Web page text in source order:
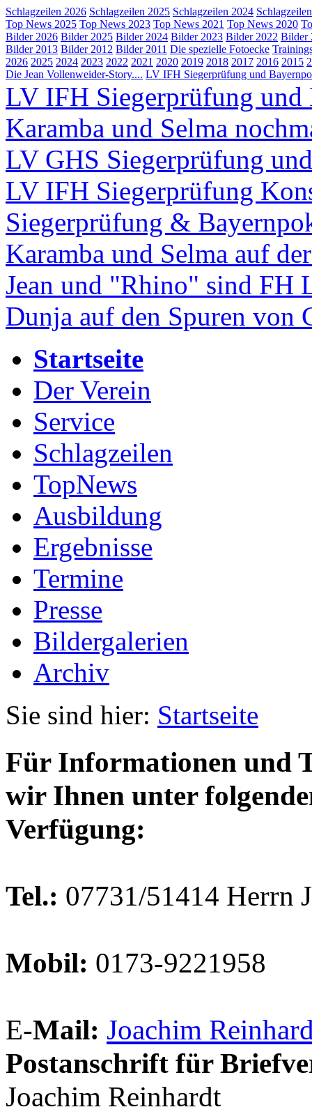
Schlagzeilen 2026 Schlagzeilen 2025 Schlagzeilen 2024
Top News 2025 Top News 2023 Top News 2021 Top News 2020
Bilder 2026 Bilder 2025 Bilder 2024 Bilder 2023 Bilder 2022 Bilder
Bilder 2013 Bilder 2012 Bilder 2011 Die spezielle Fotoecke
2026 2025 2024 2023 2022 2021 2020 2019 2018 2017 2016 2015
Die Jean Vollenweider-Story.... LV IFH Siegerprüfung und
LV IFH Siegerprüfung
Karamba und Selma
LV GHS Siegerprüfung
LV IFH Siegerprüfung
Siegerprüfung &
Karamba und Selma auf
Jean und "Rhino" sind FH
Dunja auf den Spuren von
Startseite
Der Verein
Service
Schlagzeilen
TopNews
Ausbildung
Ergebnisse
Termine
Presse
Bildergalerien
Archiv
Sie sind hier: Startseite
Für Informationen und
wir Ihnen unter
Verfügung:
Tel.: 07731/51414 Herrn
Mobil: 0173-9221958
E-Mail: Joachim
Postanschrift für
Joachim Reinhardt